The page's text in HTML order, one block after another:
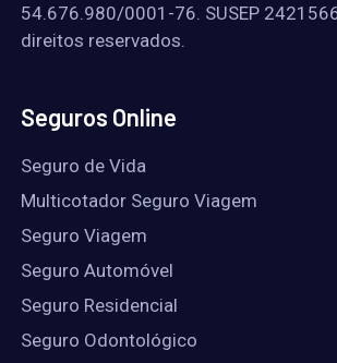
54.676.980/0001-76. SUSEP
direitos reservados.
Seguros Online
Seguro de Vida
Multicotador Seguro Viagem
Seguro Viagem
Seguro Automóvel
Seguro Residencial
Seguro Odontológico